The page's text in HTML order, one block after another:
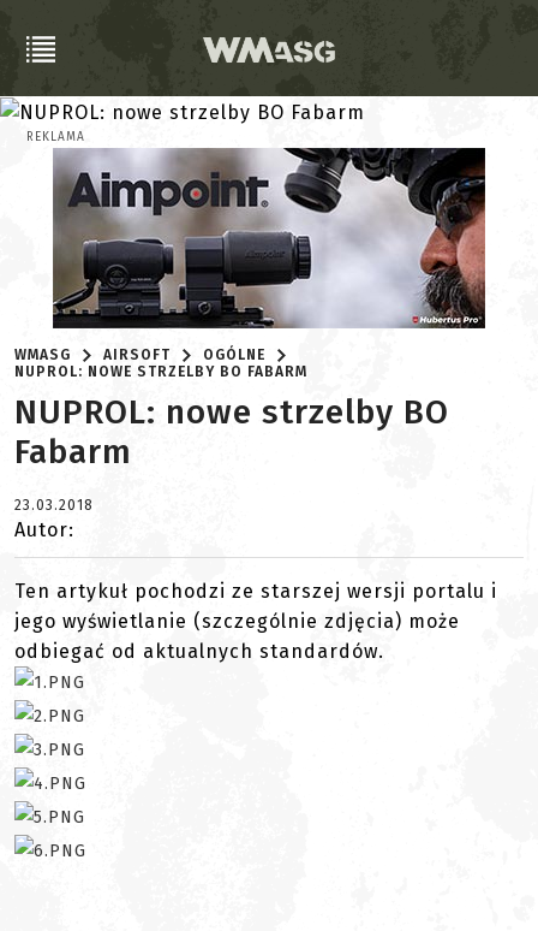
REKLAMA
WMASG AIRSOFT
OGÓLNE
NUPROL: NOWE STRZELBY BO FABARM
NUPROL: nowe strzelby BO
Fabarm
23.03.2018
Autor:
Ten artykuł pochodzi ze starszej wersji portalu i
jego wyświetlanie (szczególnie zdjęcia) może
odbiegać od aktualnych standardów.